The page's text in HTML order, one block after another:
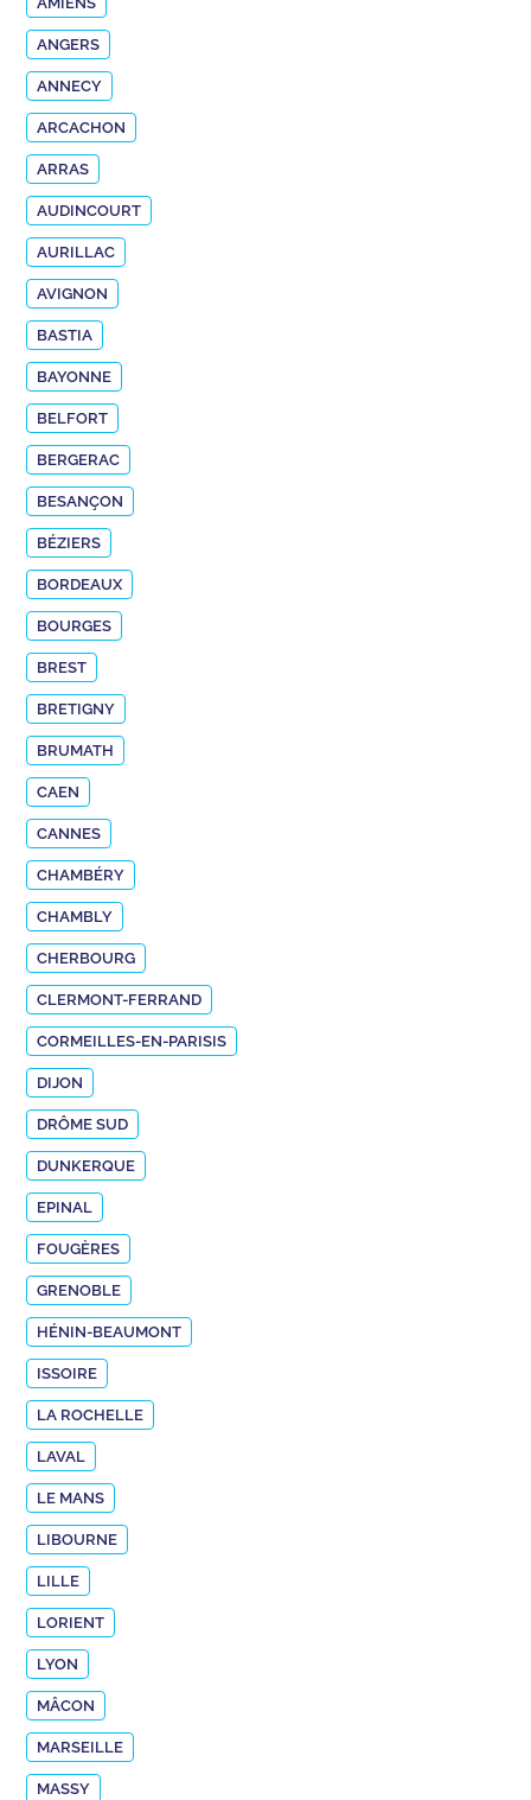
ANGERS
ANNECY
ARCACHON
ARRAS
AUDINCOURT
AURILLAC
AVIGNON
BASTIA
BAYONNE
BELFORT
BERGERAC
BESANÇON
BÉZIERS
BORDEAUX
BOURGES
BREST
BRETIGNY
BRUMATH
CAEN
CANNES
CHAMBÉRY
CHAMBLY
CHERBOURG
CLERMONT-FERRAND
CORMEILLES-EN-PARISIS
DIJON
DRÔME SUD
DUNKERQUE
EPINAL
FOUGÈRES
GRENOBLE
HÉNIN-BEAUMONT
ISSOIRE
LA ROCHELLE
LAVAL
LE MANS
LIBOURNE
LILLE
LORIENT
LYON
MÂCON
MARSEILLE
MASSY